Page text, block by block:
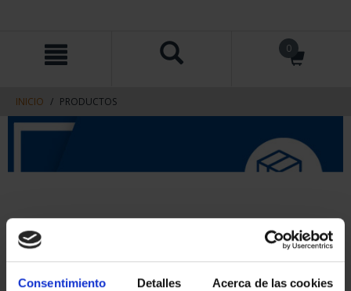
Consentimiento Detalles Acerca de las cookies
contenido
navegacin
0
INICIO PRODUCTOS